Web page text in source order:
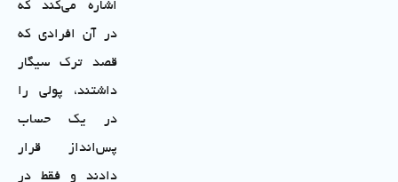
اشاره می‌کند که
در آن افرادی که
قصد ترک سیگار
داشتند، پولی را
در یک حساب
پس‌انداز قرار
دادند و فقط در